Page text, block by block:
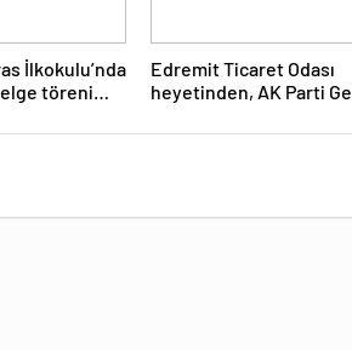
İlkokulu’nda
töreni
Edremit Ticaret Odası
heyetinden, AK Parti